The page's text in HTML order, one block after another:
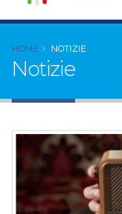
HOME NOTIZIE
Notizie